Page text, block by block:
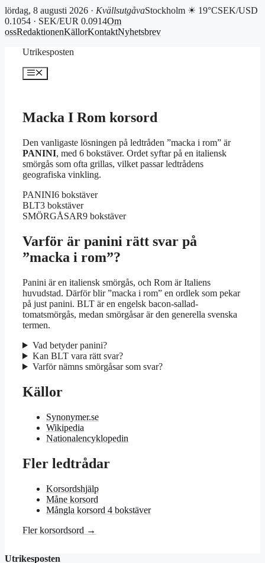
lördag, 8 augusti 2026 · KvällsutgåvaStockholm ☀ 19°CSEK/USD
0.1054 · SEK/EUR 0.0914Om
ossRedaktionenKällorKontaktNyhetsbrev
Utrikesposten
Meny
Macka I Rom korsord
Den vanligaste lösningen på ledtråden ”macka i rom” är
PANINI, med 6 bokstäver. Ordet syftar på en italiensk
smörgås som ofta grillas, vilket passar ledtrådens
geografiska vinkling.
PANINI6 bokstäver
BLT3 bokstäver
SMÖRGÅSAR9 bokstäver
Varför är panini rätt svar på
”macka i rom”?
Panini är en italiensk smörgås, och Rom är Italiens
huvudstad. Därför blir ”macka i rom” en ordlek som pekar
på just panini. BLT är en engelsk bacon-sallad-
tomatsmörgås, medan smörgåsar är den generella svenska
termen.
Vad betyder panini?
Kan BLT vara rätt svar?
Varför nämns smörgåsar som svar?
Källor
Synonymer.se
Wikipedia
Nationalencyklopedin
Fler ledtrådar
Korsordshjälp
Måne korsord
Mångla korsord 4 bokstäver
Fler korsordsord →
Utrikesposten